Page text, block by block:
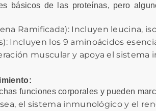
básicos de las proteínas, pero
Ramificada): Incluyen leucina,
Incluyen los 9 aminoácidos
muscular y apoya el
funciones corporales y pueden
el sistema inmunológico y el